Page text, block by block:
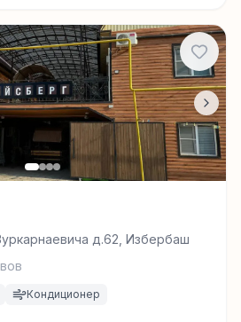
д.62, Избербаш
Кондиционер